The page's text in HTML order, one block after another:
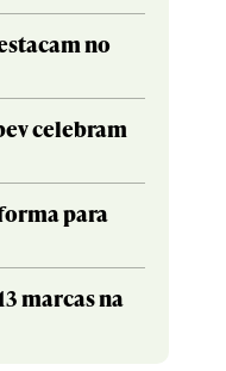
no
celebram
para
marcas na